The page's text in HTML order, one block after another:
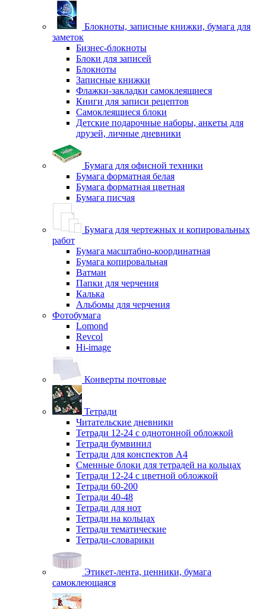
Блокноты, записные книжки, бумага для
заметок
Бизнес-блокноты
Блоки для записей
Блокноты
Записные книжки
Флажки-закладки самоклеящиеся
Книги для записи рецептов
Самоклеящиеся блоки
Детские подарочные наборы, анкеты для
друзей, личные дневники
Бумага для офисной техники
Бумага форматная белая
Бумага форматная цветная
Бумага писчая
Бумага для чертежных и копировальных
работ
Бумага масштабно-координатная
Бумага копировальная
Ватман
Папки для черчения
Калька
Альбомы для черчения
Фотобумага
Lomond
Revcol
Hi-image
Конверты почтовые
Тетради
Читательские дневники
Тетради 12-24 с однотонной обложкой
Тетради бумвинил
Тетради для конспектов А4
Сменные блоки для тетрадей на кольцах
Тетради 12-24 с цветной обложкой
Тетради 60-200
Тетради 40-48
Тетради для нот
Тетради на кольцах
Тетради тематические
Тетради-словарики
Этикет-лента, ценники, бумага
самоклеющаяся